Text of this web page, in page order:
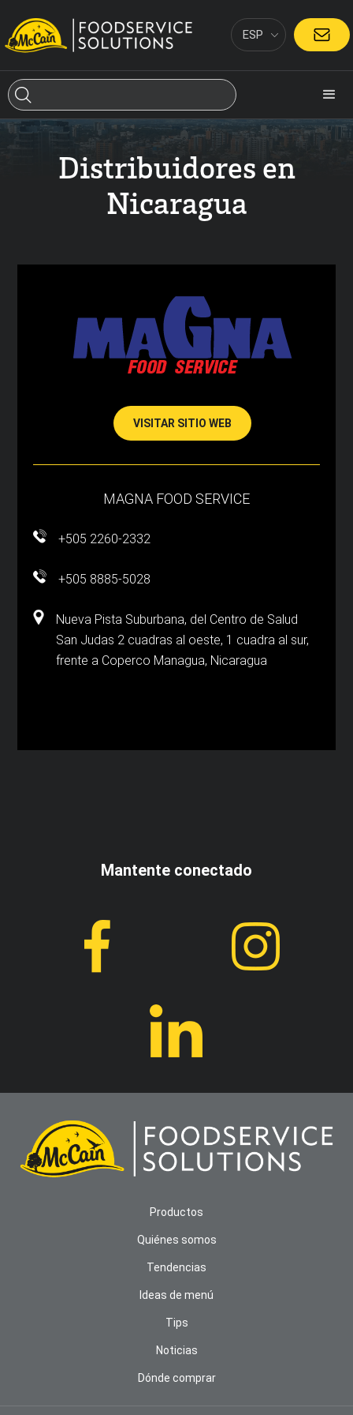
ESP CONTACTO
Distribuidores en
Nicaragua
VISITAR SITIO WEB
MAGNA FOOD SERVICE
+505 2260-2332
+505 8885-5028
Nueva Pista Suburbana, del Centro de Salud
San Judas 2 cuadras al oeste, 1 cuadra al sur,
frente a Coperco Managua, Nicaragua
Mantente conectado
Productos
Quiénes somos
Tendencias
Ideas de menú
Tips
Noticias
Dónde comprar